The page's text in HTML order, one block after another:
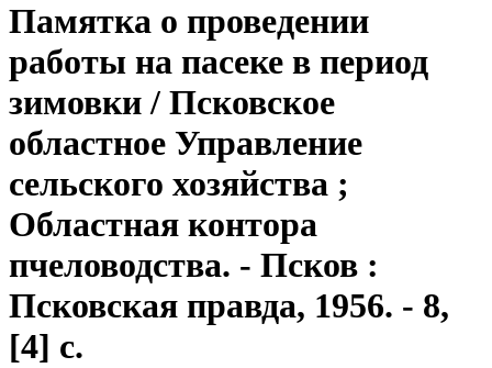
Памятка о проведении
работы на пасеке в период
зимовки/ Псковское
областное Управление
сельского хозяйства ;
Областная контора
пчеловодства. - Псков :
Псковская правда, 1956. - 8,
[4] с.